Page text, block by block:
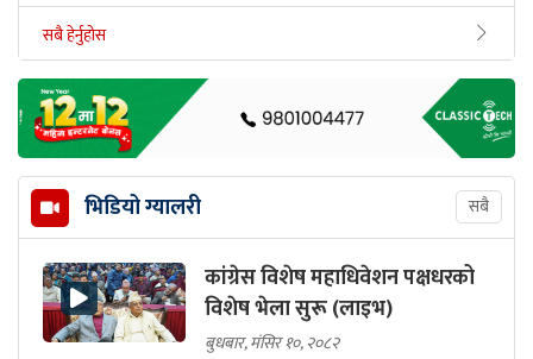
सबै हेर्नुहोस
भिडियो ग्यालरी सबै
कांग्रेस विशेष महाधिवेशन पक्षधरको
विशेष भेला सुरू (लाइभ)
बुधबार, मंसिर १०, २०८२